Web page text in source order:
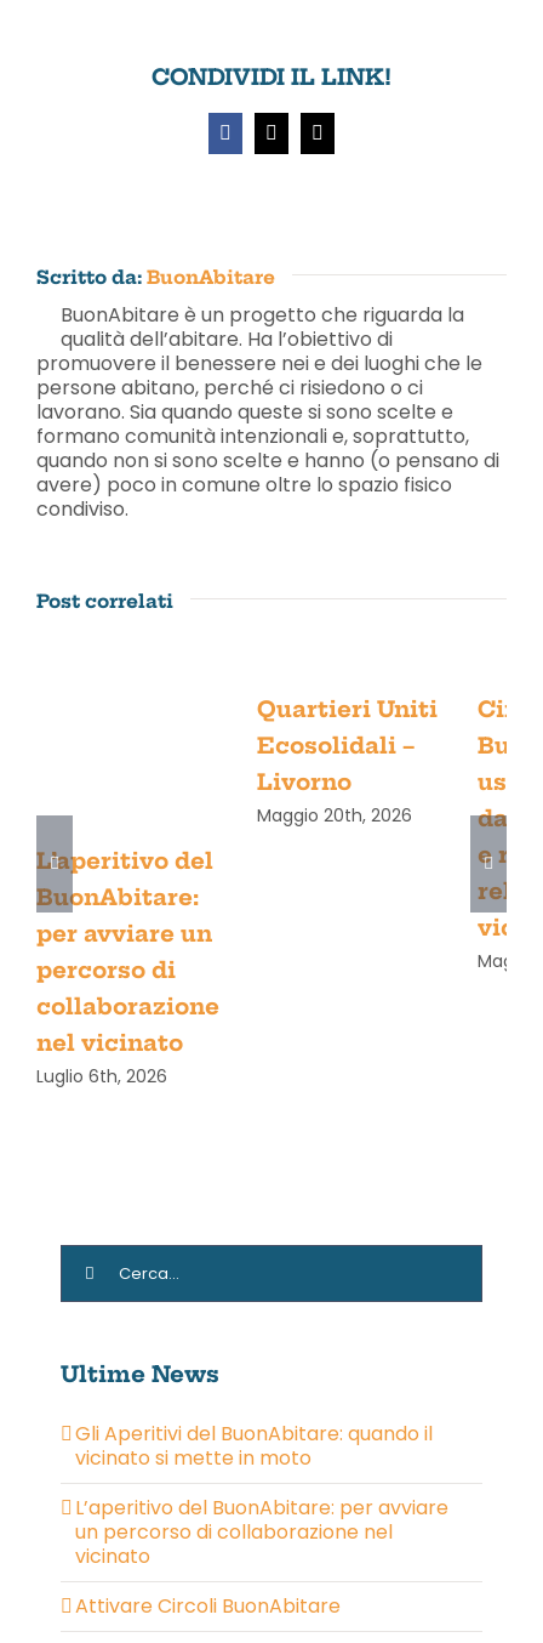
cammino
CONDIVIDI IL LINK!
Facebook
X Email
Scritto da: BuonAbitare
BuonAbitare è un progetto che riguarda la
qualità dell’abitare. Ha l’obiettivo di
promuovere il benessere nei e dei luoghi che le
persone abitano, perché ci risiedono o ci
lavorano. Sia quando queste si sono scelte e
formano comunità intenzionali e, soprattutto,
quando non si sono scelte e hanno (o pensano di
avere) poco in comune oltre lo spazio fisico
condiviso.
Post correlati
L’aperitivo del
BuonAbitare:
per avviare un
percorso di
collaborazione
nel vicinato
Luglio 6th, 2026
Quartieri Uniti
Ecosolidali –
Livorno
Maggio 20th, 2026
e
Maggio
Cerca
per:
Ultime News
Gli Aperitivi del BuonAbitare: quando il
vicinato si mette in moto
L’aperitivo del BuonAbitare: per avviare
un percorso di collaborazione nel
vicinato
Attivare Circoli BuonAbitare